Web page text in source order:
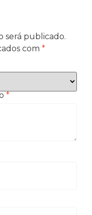
será publicado.
com *
*